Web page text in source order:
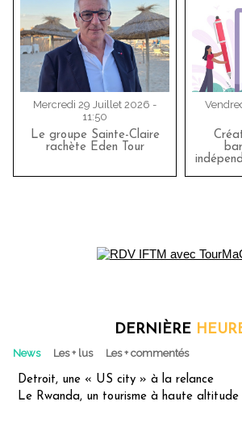
Mercredi 29 Juillet 2026 -
11:50
Le groupe Sainte-Claire
rachète Eden Tour
DERNIÈRE
News Les + lus Les + commentés
Detroit, une « US city » à la relance
Le Rwanda, un tourisme à haute altitude